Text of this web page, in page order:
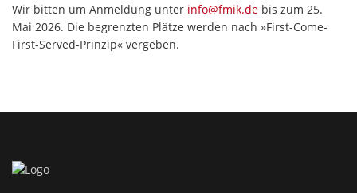
Wir bitten um Anmeldung unter info@fmik.de bis zum 25.
Mai 2026. Die begrenzten Plätze werden nach »First-Come-
First-Served-Prinzip« vergeben.